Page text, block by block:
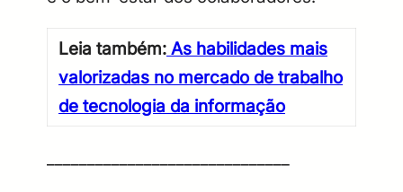
Leia também: As habilidades mais
valorizadas no mercado de trabalho
de tecnologia da informação